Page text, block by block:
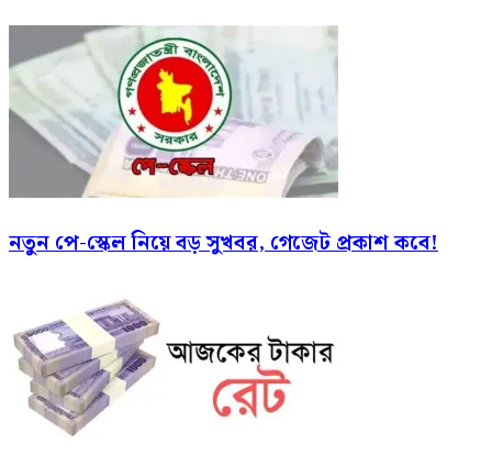
নতুন পে-স্কেল নিয়ে বড় সুখবর, গেজেট প্রকাশ কবে!